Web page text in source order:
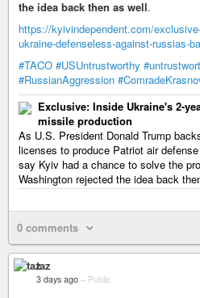
the idea back then as well.
https://kyivindependent.com/
ukraine-defenseless-against-russias-
#TACO #USUntrustworthy
#RussianAggression
Exclusive: Inside Ukraine's 2-
missile production
As U.S. President Donald Trump
licenses to produce Patriot air
say Kyiv had a chance to solve the
Washington rejected the idea back
0 comments
taz
3 days ago – Public